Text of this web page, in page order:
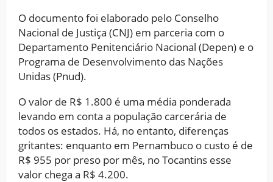
O documento foi elaborado pelo Conselho
Nacional de Justiça (CNJ) em parceria com o
Departamento Penitenciário Nacional (Depen) e o
Programa de Desenvolvimento das Nações
Unidas (Pnud).
O valor de R$ 1.800 é uma média ponderada
levando em conta a população carcerária de
todos os estados. Há, no entanto, diferenças
gritantes: enquanto em Pernambuco o custo é de
R$ 955 por preso por mês, no Tocantins esse
valor chega a R$ 4.200.